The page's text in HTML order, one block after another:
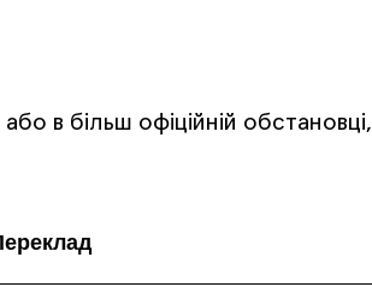
в більш офіційній обстановці,